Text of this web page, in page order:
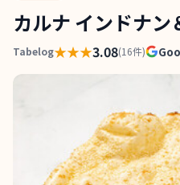
カルナ インドナン
Tabelog★★★3.08(16件)